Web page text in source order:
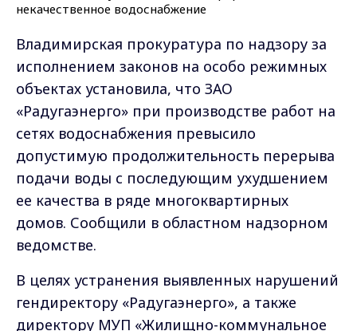
Владимирская прокуратура по надзору за
исполнением законов на особо режимных
объектах установила, что ЗАО
«Радугаэнерго» при производстве работ на
сетях водоснабжения превысило
допустимую продолжительность перерыва
подачи воды с последующим ухудшением
ее качества в ряде многоквартирных
домов. Сообщили в областном надзорном
ведомстве.
В целях устранения выявленных нарушений
гендиректору «Радугаэнерго», а также
директору МУП «Жилищно-коммунальное